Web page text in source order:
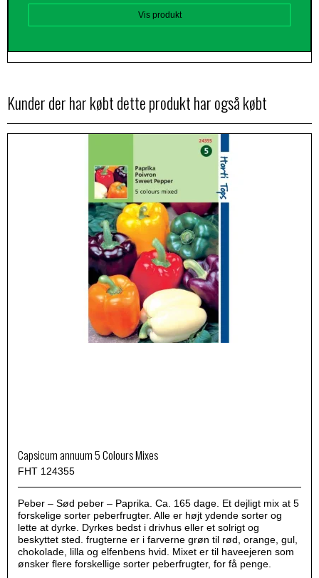
Vis produkt
Kunder der har købt dette produkt har også købt
Capsicum annuum 5 Colours Mixes
FHT 124355
Peber – Sød peber – Paprika. Ca. 165 dage. Et dejligt mix at 5
forskelige sorter peberfrugter. Alle er højt ydende sorter og
lette at dyrke. Dyrkes bedst i drivhus eller et solrigt og
beskyttet sted. frugterne er i farverne grøn til rød, orange, gul,
chokolade, lilla og elfenbens hvid. Mixet er til haveejeren som
ønsker flere forskellige sorter peberfrugter, for få penge.